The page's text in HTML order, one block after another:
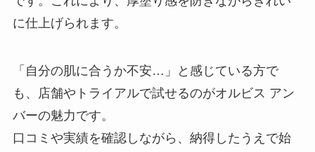
に仕上げられます。
「自分の肌に合うか不安…」と感じている方で
も、店舗やトライアルで試せるのがオルビス アン
バーの魅力です。
口コミや実績を確認しながら、納得したうえで始